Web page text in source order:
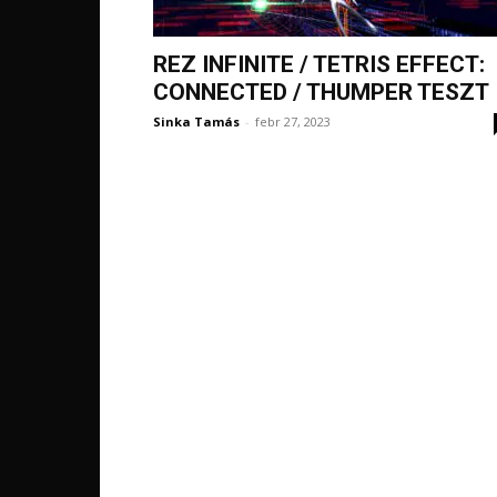
REZ INFINITE / TETRIS EFFECT:
CONNECTED / THUMPER TESZT
Sinka Tamás - febr 27, 2023